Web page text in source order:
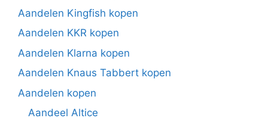
Aandelen Kingfish kopen
Aandelen KKR kopen
Aandelen Klarna kopen
Aandelen Knaus Tabbert kopen
Aandelen kopen
Aandeel Altice